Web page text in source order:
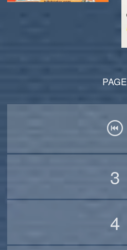
PAGE
3
4